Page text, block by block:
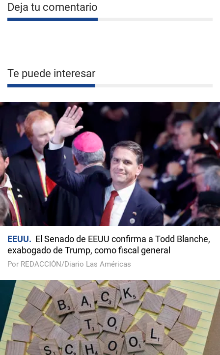
Deja tu comentario
Te puede interesar
EEUU
El Senado de EEUU confirma a Todd Blanche,
exabogado de Trump, como fiscal general
Por REDACCIÓN/Diario Las Américas